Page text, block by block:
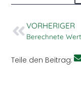
VORHERIGER
Berechnete
Teile den Beitrag: